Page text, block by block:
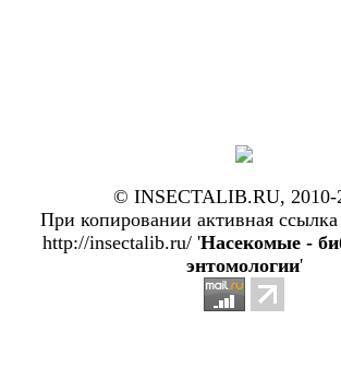
© INSECTALIB.RU, 2010-
При копировании активная ссылка
http://insectalib.ru/ 'Насекомые -
энтомологии'